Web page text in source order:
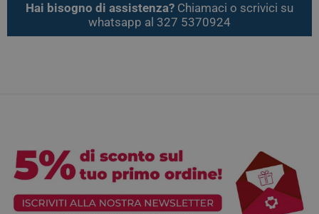
Hai bisogno di assistenza? Chiamaci o scrivici su
whatsapp al 327 5370924